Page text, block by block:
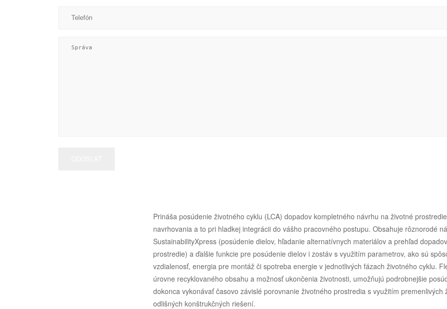
Prináša posúdenie životného cyklu (LCA) dopadov kompletného návrhu na životné
navrhovania a to pri hladkej integrácii do vášho pracovného postupu. Obsahuje rôznorodé
SustainabilityXpress (posúdenie dielov, hľadanie alternatívnych materiálov a prehľad
prostredie) a ďalšie funkcie pre posúdenie dielov i zostáv s využitím parametrov, ako sú
vzdialenosť, energia pre montáž či spotreba energie v jednotlivých fázach životného cyklu.
úrovne recyklovaného obsahu a možnosť ukončenia životnosti, umožňujú podrobnejšie
dokonca vykonávať časovo závislé porovnanie životného prostredia s využitím premenlivých
odlišných konštrukčných riešení.